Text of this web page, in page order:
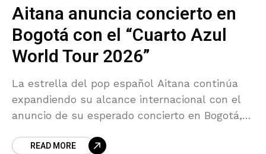
Aitana anuncia concierto en
Bogotá con el “Cuarto Azul
World Tour 2026”
La estrella del pop español Aitana continúa
expandiendo su alcance internacional con el
anuncio de su esperado concierto en Bogotá,
el Movistar
READ MORE